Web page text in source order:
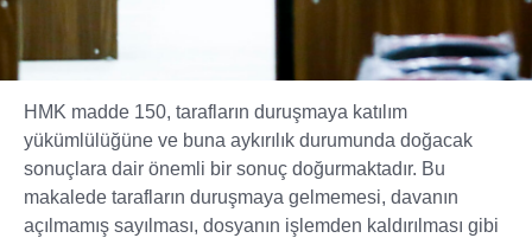
HMK madde 150, tarafların duruşmaya katılım
yükümlülüğüne ve buna aykırılık durumunda doğacak
sonuçlara dair önemli bir sonuç doğurmaktadır. Bu
makalede tarafların duruşmaya gelmemesi, davanın
açılmamış sayılması, dosyanın işlemden kaldırılması gibi